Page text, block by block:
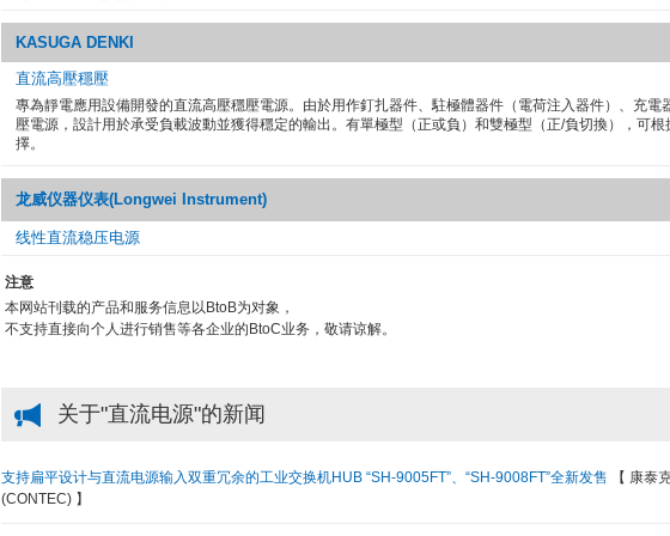
KASUGA DENKI
直流高壓穩壓
專為靜電應用設備開發的直流高壓穩壓電源。由於用作釘扎器件、駐極體器件（電荷注入器件）、充電
壓電源，設計用於承受負載波動並獲得穩定的輸出。有單極型（正或負）和雙極型（正/負切換），可根
擇。
龙威仪器仪表(Longwei Instrument)
线性直流稳压电源
注意
本网站刊载的产品和服务信息以BtoB为对象，
不支持直接向个人进行销售等各企业的BtoC业务，敬请谅解。
关于"直流电源"的新闻
支持扁平设计与直流电源输入双重冗余的工业交换机HUB “SH-9005FT”、“SH-9008FT”全新发售
【 康泰
(CONTEC) 】